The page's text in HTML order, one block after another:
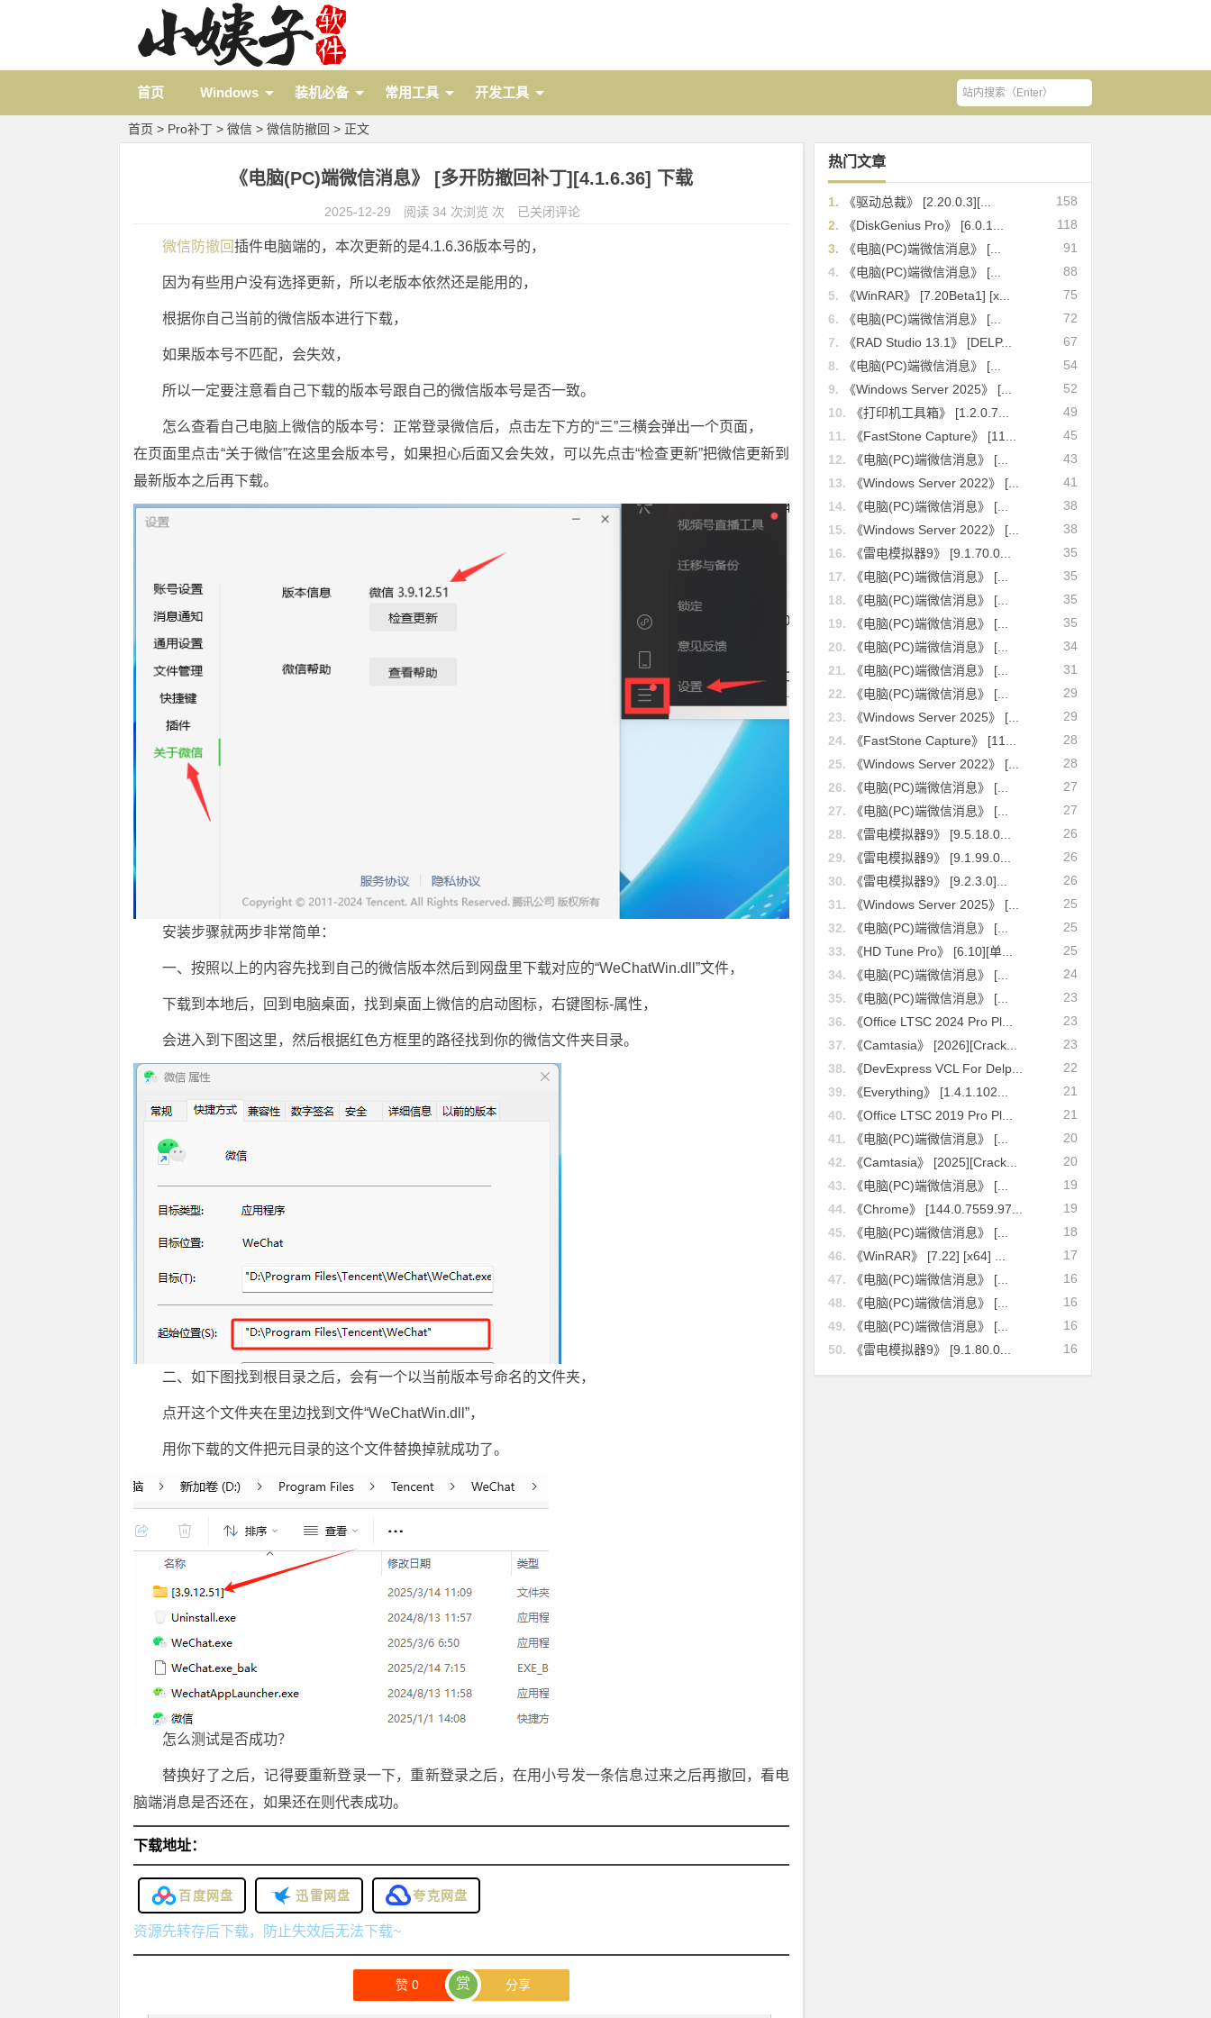
首页 Windows 装机必备 常用工具 开发工具
首页 > Pro补丁 > 微信 > 微信防撤回 > 正文
《电脑(PC)端微信消息》 [多开防撤回补丁][4.1.6.36] 下载
2025-12-29 阅读 34 次浏览 次 已关闭评论
微信防撤回插件电脑端的，本次更新的是4.1.6.36版本号的，
因为有些用户没有选择更新，所以老版本依然还是能用的，
根据你自己当前的微信版本进行下载，
如果版本号不匹配，会失效，
所以一定要注意看自己下载的版本号跟自己的微信版本号是否一致。
怎么查看自己电脑上微信的版本号：正常登录微信后，点击左下方的“三”三横会弹出一个页面，
在页面里点击“关于微信”在这里会版本号，如果担心后面又会失效，可以先点击“检查更新”把微信更新到
最新版本之后再下载。
安装步骤就两步非常简单：
一、按照以上的内容先找到自己的微信版本然后到网盘里下载对应的“WeChatWin.dll”文件，
下载到本地后，回到电脑桌面，找到桌面上微信的启动图标，右键图标-属性，
会进入到下图这里，然后根据红色方框里的路径找到你的微信文件夹目录。
二、如下图找到根目录之后，会有一个以当前版本号命名的文件夹，
点开这个文件夹在里边找到文件“WeChatWin.dll”，
用你下载的文件把元目录的这个文件替换掉就成功了。
怎么测试是否成功？
替换好了之后，记得要重新登录一下，重新登录之后，在用小号发一条信息过来之后再撤回，看电
脑端消息是否还在，如果还在则代表成功。
下载地址：
百度网盘 迅雷网盘 夸克网盘
资源先转存后下载，防止失效后无法下载~
赞 0 赏 分享
热门文章
158
1.
《驱动总裁》 [2.20.0.3][...
118
2.
《DiskGenius Pro》 [6.0.1...
91
3.
《电脑(PC)端微信消息》 [...
88
4.
《电脑(PC)端微信消息》 [...
75
5.
《WinRAR》 [7.20Beta1] [x...
72
6.
《电脑(PC)端微信消息》 [...
67
7.
《RAD Studio 13.1》 [DELP...
54
8.
《电脑(PC)端微信消息》 [...
52
9.
《Windows Server 2025》 [...
49
10.
《打印机工具箱》 [1.2.0.7...
45
11.
《FastStone Capture》 [11...
43
12.
《电脑(PC)端微信消息》 [...
41
13.
《Windows Server 2022》 [...
38
14.
《电脑(PC)端微信消息》 [...
38
15.
《Windows Server 2022》 [...
35
16.
《雷电模拟器9》 [9.1.70.0...
35
17.
《电脑(PC)端微信消息》 [...
35
18.
《电脑(PC)端微信消息》 [...
35
19.
《电脑(PC)端微信消息》 [...
34
20.
《电脑(PC)端微信消息》 [...
31
21.
《电脑(PC)端微信消息》 [...
29
22.
《电脑(PC)端微信消息》 [...
29
23.
《Windows Server 2025》 [...
28
24.
《FastStone Capture》 [11...
28
25.
《Windows Server 2022》 [...
27
26.
《电脑(PC)端微信消息》 [...
27
27.
《电脑(PC)端微信消息》 [...
26
28.
《雷电模拟器9》 [9.5.18.0...
26
29.
《雷电模拟器9》 [9.1.99.0...
26
30.
《雷电模拟器9》 [9.2.3.0]...
25
31.
《Windows Server 2025》 [...
25
32.
《电脑(PC)端微信消息》 [...
25
33.
《HD Tune Pro》 [6.10][单...
24
34.
《电脑(PC)端微信消息》 [...
23
35.
《电脑(PC)端微信消息》 [...
23
36.
《Office LTSC 2024 Pro Pl...
23
37.
《Camtasia》 [2026][Crack...
22
38.
《DevExpress VCL For Delp...
21
39.
《Everything》 [1.4.1.102...
21
40.
《Office LTSC 2019 Pro Pl...
20
41.
《电脑(PC)端微信消息》 [...
20
42.
《Camtasia》 [2025][Crack...
19
43.
《电脑(PC)端微信消息》 [...
19
44.
《Chrome》 [144.0.7559.97...
18
45.
《电脑(PC)端微信消息》 [...
17
46.
《WinRAR》 [7.22] [x64] ...
16
47.
《电脑(PC)端微信消息》 [...
16
48.
《电脑(PC)端微信消息》 [...
16
49.
《电脑(PC)端微信消息》 [...
16
50. 《雷电模拟器9》 [9.1.80.0...